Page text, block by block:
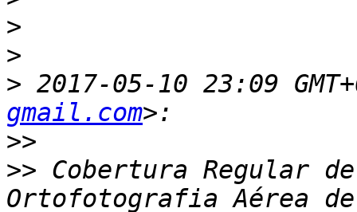
>
>
> 2017-05-10 23:09
gmail.com
>>
>> Cobertura Regular